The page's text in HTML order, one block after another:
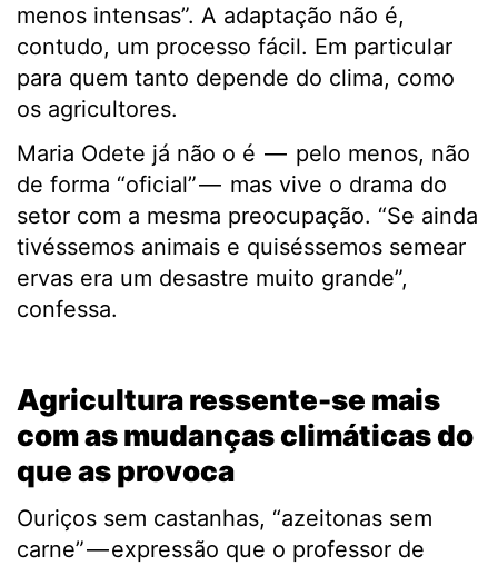
menos intensas”. A adaptação não é,
contudo, um processo fácil. Em particular
para quem tanto depende do clima, como
os agricultores.
Maria Odete já não o é — pelo menos, não
de forma “oficial” — mas vive o drama do
setor com a mesma preocupação. “Se ainda
tivéssemos animais e quiséssemos semear
ervas era um desastre muito grande”,
confessa.
Agricultura ressente-se mais
com as mudanças climáticas do
que as provoca
Ouriços sem castanhas, “azeitonas sem
carne” — expressão que o professor de